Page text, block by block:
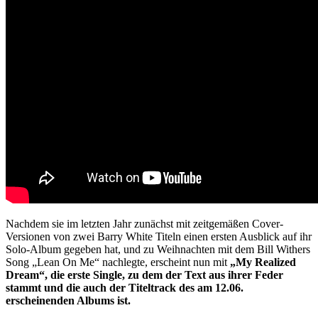
Nachdem sie im letzten Jahr zunächst mit zeitgemäßen Cover-
Versionen von zwei Barry White Titeln einen ersten Ausblick auf ihr
Solo-Album gegeben hat, und zu Weihnachten mit dem Bill Withers
Song „Lean On Me“ nachlegte, erscheint nun mit „My Realized
Dream“, die erste Single, zu dem der Text aus ihrer Feder
stammt und die auch der Titeltrack des am 12.06.
erscheinenden Albums ist.